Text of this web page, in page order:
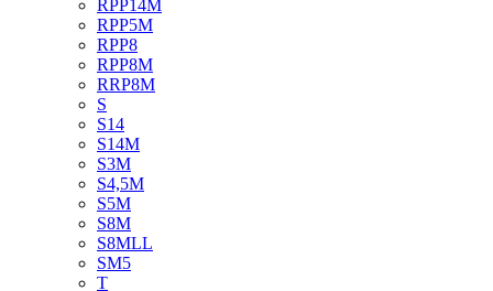
RPP14M
RPP5M
RPP8
RPP8M
RRP8M
S
S14
S14M
S3M
S4,5M
S5M
S8M
S8MLL
SM5
T